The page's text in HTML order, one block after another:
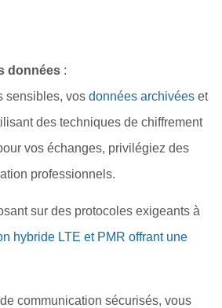
données :
sensibles, vos données archivées et
des techniques de chiffrement
vos échanges, privilégiez des
professionnels.
sur des protocoles exigeants à
hybride LTE et PMR offrant une
communication sécurisés, vous